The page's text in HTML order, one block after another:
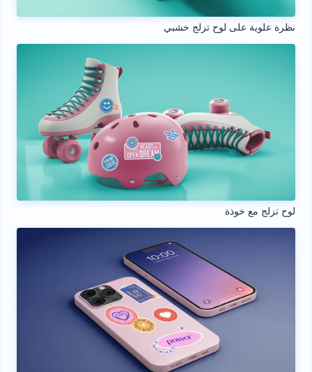
نظرة علوية على لوح تزلج خشبي
لوح تزلج مع خوذة